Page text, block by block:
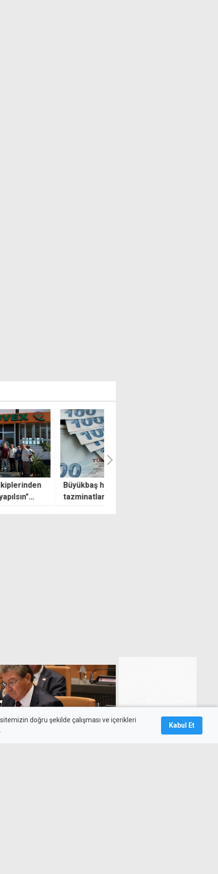
hayvan düşük
üreticilere ödendi
doğru şekilde çalışması ve içerikleri
Kabul Et